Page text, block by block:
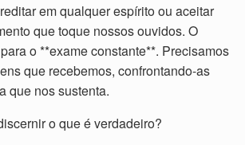
em qualquer espírito ou aceitar
que toque nossos ouvidos. O
o **exame constante**. Precisamos
que recebemos, confrontando-as
que nos sustenta.
o que é verdadeiro?